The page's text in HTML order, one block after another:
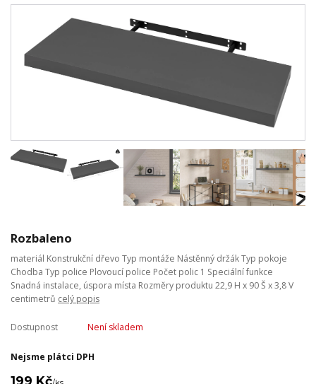
Rozbaleno
materiál Konstrukční dřevo Typ montáže Nástěnný držák Typ pokoje
Chodba Typ police Plovoucí police Počet polic 1 Speciální funkce
Snadná instalace, úspora místa Rozměry produktu 22,9 H x 90 Š x 3,8 V
centimetrů celý popis
Dostupnost Není skladem
Nejsme plátci DPH